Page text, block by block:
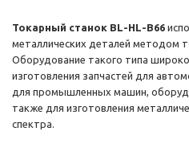
Токарный станок BL-HL-B66
металлических деталей методом
Оборудование такого типа широко
изготовления запчастей для
для промышленных машин,
также для изготовления
спектра.